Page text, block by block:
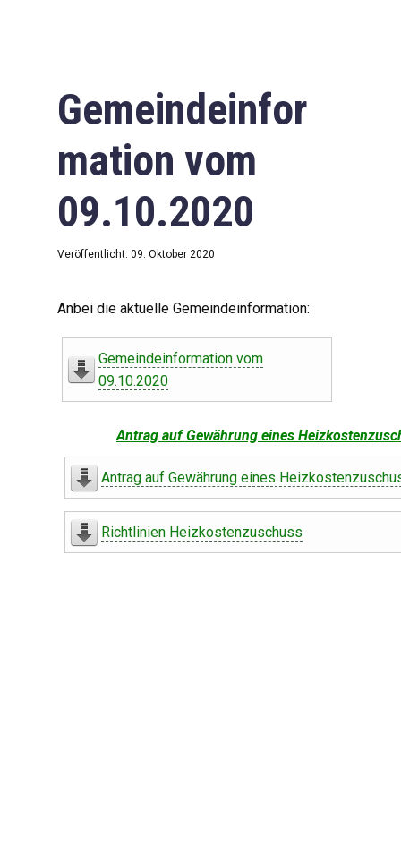
Gemeindeinfor
mation vom
09.10.2020
Veröffentlicht: 09. Oktober 2020
Anbei die aktuelle Gemeindeinformation:
Gemeindeinformation vom
09.10.2020
Antrag auf Gewährung eines
Antrag auf Gewährung eines
Richtlinien Heizkostenzuschuss